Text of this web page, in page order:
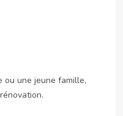
ou une jeune famille,